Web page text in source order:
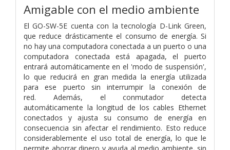
Amigable con el medio ambiente
El GO-SW-5E cuenta con la tecnología D-Link Green,
que reduce drásticamente el consumo de energía. Si
no hay una computadora conectada a un puerto o una
computadora conectada está apagada, el puerto
entrará automáticamente en el 'modo de suspensión',
lo que reducirá en gran medida la energía utilizada
para ese puerto sin interrumpir la conexión de
red. Además, el conmutador detecta
automáticamente la longitud de los cables Ethernet
conectados y ajusta su consumo de energía en
consecuencia sin afectar el rendimiento. Esto reduce
considerablemente el uso total de energía, lo que le
permite ahorrar dinero y ayuda al medio ambiente, sin